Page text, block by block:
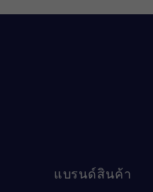
แบรนด์สินค้า